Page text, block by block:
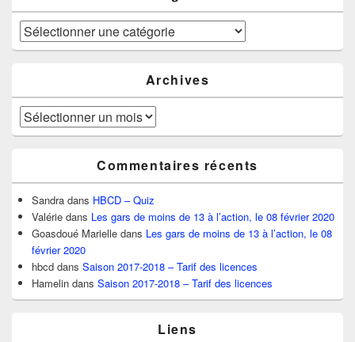
Catégories
Archives
Archives
Commentaires récents
Sandra dans HBCD – Quiz
Valérie dans Les gars de moins de 13 à l’action, le 08 février 2020
Goasdoué Marielle dans Les gars de moins de 13 à l’action, le 08
février 2020
hbcd dans Saison 2017-2018 – Tarif des licences
Hamelin dans Saison 2017-2018 – Tarif des licences
Liens